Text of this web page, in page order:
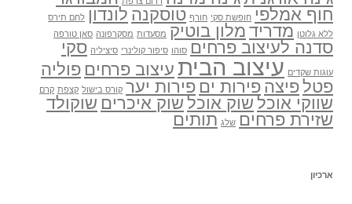
חוף אמלפי חופשת סקי חורף טוסקנה לונדון לחם תירס
ללא גלוטן מדריד מלון בוטיק מסעדות מסקרפונה סאן טורפה
סדנה לעיצוב פרחים סוהו סיפור קולינרי סיציליה סקי
עוגות שקדים עיצוב הבית עיצוב פרחים פוליה
פטלפיצה פירות ים פירות יער קורס בישול קצפת קרם
שווקי אוכל שוק אוכל שוק איכרים שוקולד
שזירת פרחים שלג תותים
ארכיון